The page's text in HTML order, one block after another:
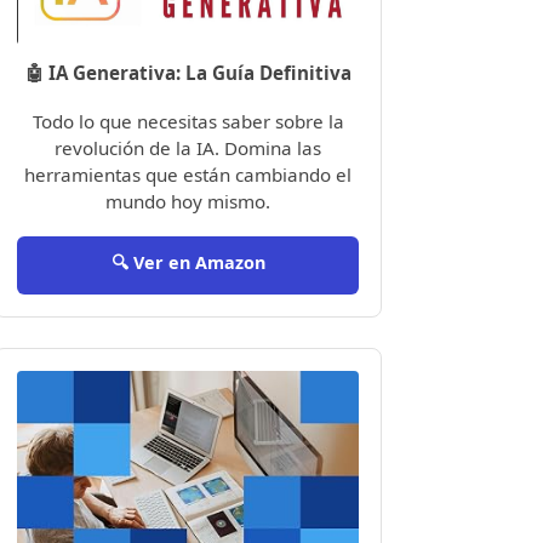
🤖 IA Generativa: La Guía Definitiva
Todo lo que necesitas saber sobre la
revolución de la IA. Domina las
herramientas que están cambiando el
mundo hoy mismo.
🔍 Ver en Amazon